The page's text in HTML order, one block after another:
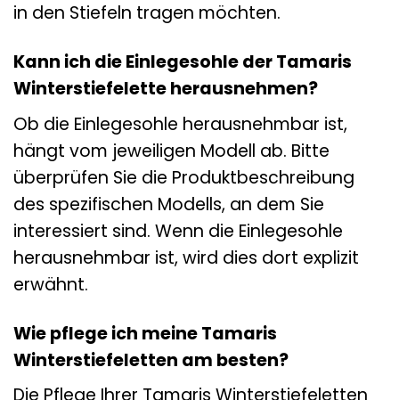
in den Stiefeln tragen möchten.
Kann ich die Einlegesohle der Tamaris
Winterstiefelette herausnehmen?
Ob die Einlegesohle herausnehmbar ist,
hängt vom jeweiligen Modell ab. Bitte
überprüfen Sie die Produktbeschreibung
des spezifischen Modells, an dem Sie
interessiert sind. Wenn die Einlegesohle
herausnehmbar ist, wird dies dort explizit
erwähnt.
Wie pflege ich meine Tamaris
Winterstiefeletten am besten?